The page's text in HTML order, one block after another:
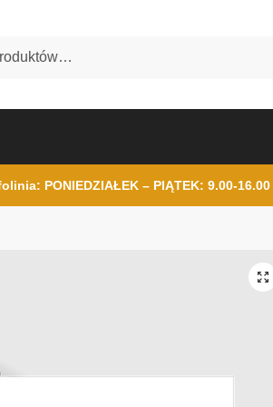
PONIEDZIAŁEK – PIĄTEK: 9.00-16.00